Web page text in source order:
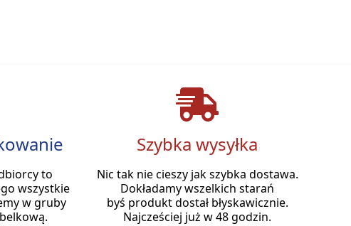
to
wszystkie
w gruby
Szybka wysyłka
Nic tak nie cieszy jak szybka dostawa.
Dokładamy wszelkich starań
byś produkt dostał błyskawicznie.
Najcześciej już w 48 godzin.